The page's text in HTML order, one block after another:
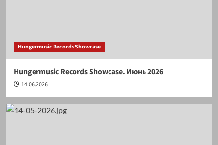
Hungermusic Records Showcase
Hungermusic Records Showcase. Июнь 2026
14.06.2026